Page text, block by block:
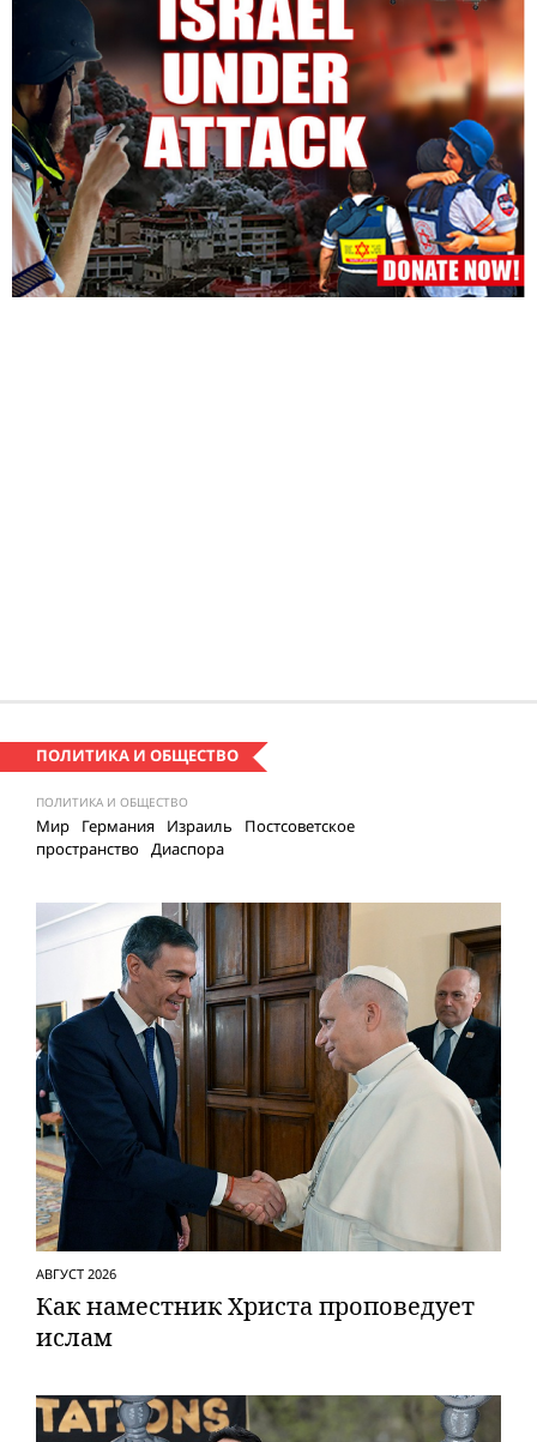
ПОЛИТИКА И ОБЩЕСТВО
ПОЛИТИКА И ОБЩЕСТВО
Мир Германия Израиль
Постсоветское
пространство Диаспора
АВГУСТ 2026
Как наместник Христа проповедует
ислам